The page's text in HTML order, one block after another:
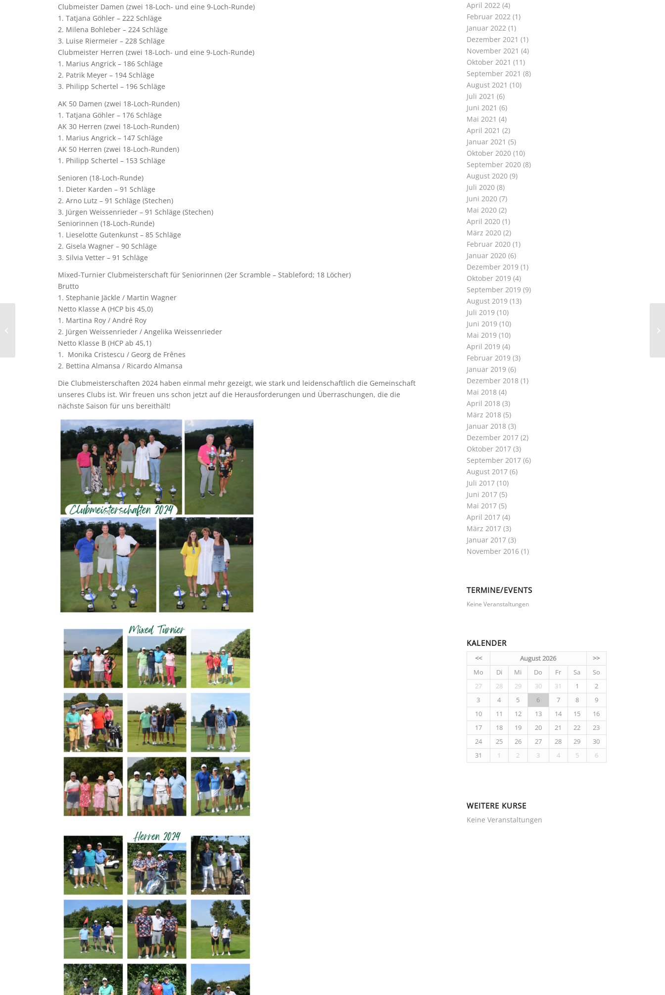
Clubmeister Damen (zwei 18-Loch- und eine 9-Loch-Runde)
1. Tatjana Göhler – 222 Schläge
2. Milena Bohleber – 224 Schläge
3. Luise Riermeier – 228 Schläge
Clubmeister Herren (zwei 18-Loch- und eine 9-Loch-Runde)
1. Marius Angrick – 186 Schläge
2. Patrik Meyer – 194 Schläge
3. Philipp Schertel – 196 Schläge
AK 50 Damen (zwei 18-Loch-Runden)
1. Tatjana Göhler – 176 Schläge
AK 30 Herren (zwei 18-Loch-Runden)
1. Marius Angrick – 147 Schläge
AK 50 Herren (zwei 18-Loch-Runden)
1. Philipp Schertel – 153 Schläge
Senioren (18-Loch-Runde)
1. Dieter Karden – 91 Schläge
2. Arno Lutz – 91 Schläge (Stechen)
3. Jürgen Weissenrieder – 91 Schläge (Stechen)
Seniorinnen (18-Loch-Runde)
1. Lieselotte Gutenkunst – 85 Schläge
2. Gisela Wagner – 90 Schläge
3. Silvia Vetter – 91 Schläge
Mixed-Turnier Clubmeisterschaft für Seniorinnen (2er Scramble – Stableford; 18 Löcher)
Brutto
1. Stephanie Jäckle / Martin Wagner
Netto Klasse A (HCP bis 45,0)
1. Martina Roy / André Roy
2. Jürgen Weissenrieder / Angelika Weissenrieder
Netto Klasse B (HCP ab 45,1)
1. Monika Cristescu / Georg de Frênes
2. Bettina Almansa / Ricardo Almansa
Die Clubmeisterschaften 2024 haben einmal mehr gezeigt, wie stark und leidenschaftlich die Gemeinschaft
unseres Clubs ist. Wir freuen uns schon jetzt auf die Herausforderungen und Überraschungen, die die
nächste Saison für uns bereithält!
April 2022(4)
Februar 2022(1)
Januar 2022(1)
Dezember 2021 (1)
November 2021 (4)
Oktober 2021 (11)
September 2021 (8)
August 2021 (10)
Juli 2021 (6)
Juni 2021 (6)
Mai 2021 (4)
April 2021 (2)
Januar 2021 (5)
Oktober 2020(10)
September 2020(8)
August 2020(9)
Juli 2020(8)
Juni 2020(7)
Mai 2020(2)
April 2020(1)
März 2020(2)
Februar 2020(1)
Januar 2020(6)
Dezember 2019(1)
Oktober 2019(4)
September 2019(9)
August 2019(13)
Juli 2019(10)
Juni 2019(10)
Mai 2019(10)
April 2019(4)
Februar 2019(3)
Januar 2019(6)
Dezember 2018(1)
Mai 2018(4)
April 2018(3)
März 2018(5)
Januar 2018(3)
Dezember 2017(2)
Oktober 2017(3)
September 2017(6)
August 2017(6)
Juli 2017(10)
Juni 2017(5)
Mai 2017(5)
April 2017(4)
März 2017(3)
Januar 2017(3)
November 2016(1)
TERMINE/EVENTS
Keine Veranstaltungen
KALENDER
<< August 2026
>>
Mo
Di Mi Do Fr Sa
So
27
28 29 30 31 1
2
3
4 5 6 7 8
9
10
11 12 13 14 15
16
17
18 19 20 21 22
23
24
25 26 27 28 29
30
31
1 2 3 4 5 6
WEITERE KURSE
Keine Veranstaltungen
Einladungsturnier“ der
Herrengolfer des...